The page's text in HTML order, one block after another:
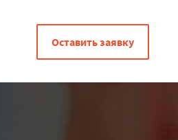
Оставить заявку